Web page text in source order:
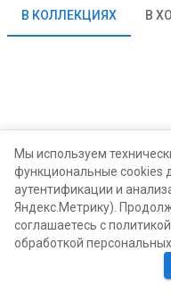
В КОЛЛЕКЦИЯХ В
Мы используем
функциональные cookies
аутентификации и
Яндекс.Метрику).
соглашаетесь с
обработкой